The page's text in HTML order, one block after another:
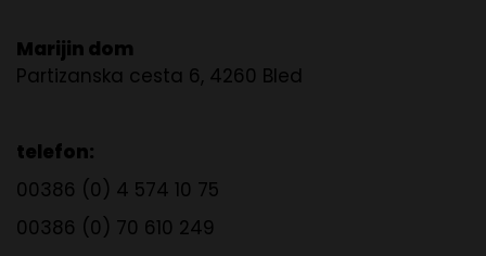
Marijin dom
Partizanska cesta 6, 4260 Bled
telefon:
00386 (0) 4 574 10 75
00386 (0) 70 610 249